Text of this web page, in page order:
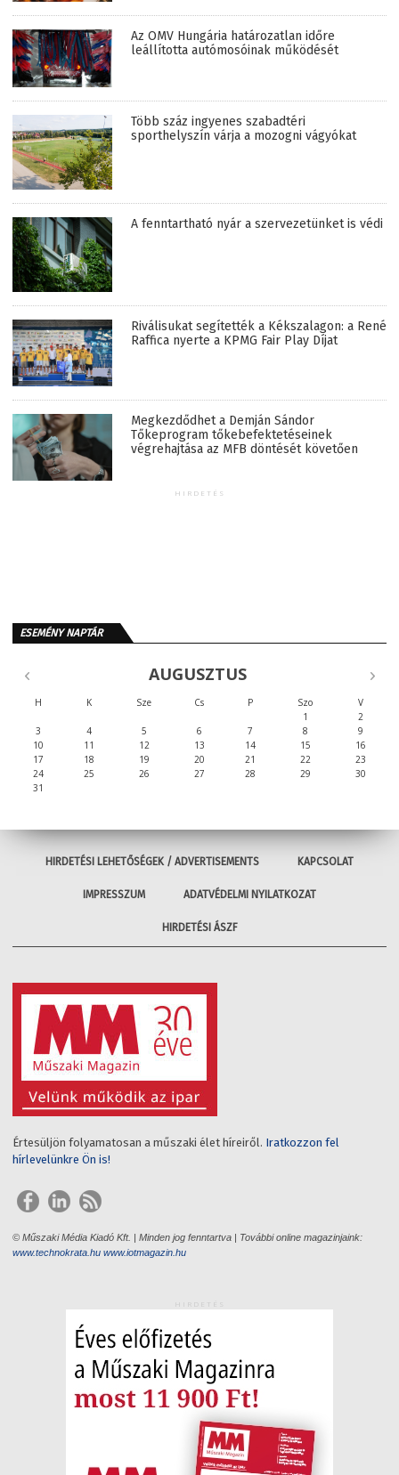
Az OMV Hungária határozatlan időre
leállította autómosóinak működését
Több száz ingyenes szabadtéri
sporthelyszín várja a mozogni vágyókat
A fenntartható nyár a szervezetünket is védi
Riválisukat segítették a Kékszalagon: a René
Raffica nyerte a KPMG Fair Play Díjat
Megkezdődhet a Demján Sándor
Tőkeprogram tőkebefektetéseinek
végrehajtása az MFB döntését követően
HIRDETÉS
ESEMÉNY NAPTÁR
AUGUSZTUS
H K Sze Cs P Szo
V
1
2
3
4 5 6 7 8
9
10
11 12 13 14 15
16
17
18 19 20 21 22
23
24
25 26 27 28 29
30
31
HIRDETÉSI LEHETŐSÉGEK / ADVERTISEMENTS KAPCSOLAT
IMPRESSZUM ADATVÉDELMI NYILATKOZAT
HIRDETÉSI ÁSZF
Értesüljön folyamatosan a műszaki élet híreiről. Iratkozzon fel
hírlevelünkre Ön is!
© Műszaki Média Kiadó Kft. | Minden jog fenntartva | További online magazinjaink:
www.technokrata.hu www.iotmagazin.hu
HIRDETÉS